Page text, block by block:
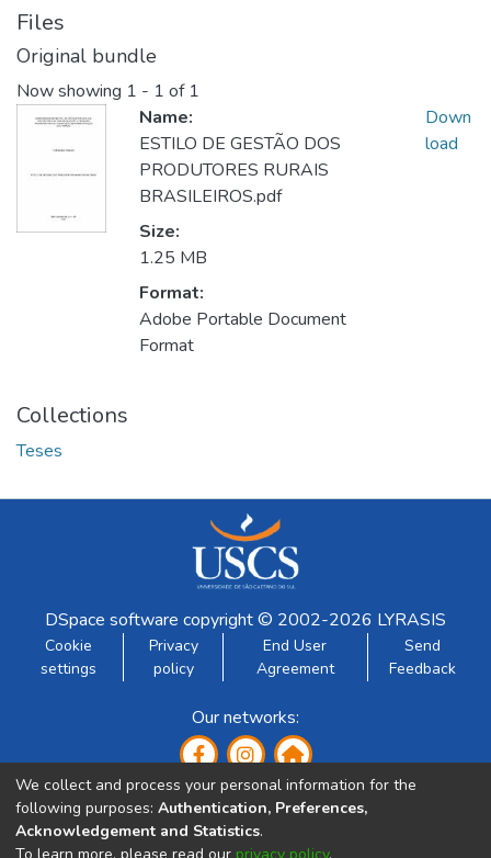
Files
Original bundle
Now showing 1 - 1 of 1
Name:
ESTILO DE GESTÃO DOS
PRODUTORES RURAIS
BRASILEIROS.pdf
Size:
1.25 MB
Format:
Adobe Portable Document
Format
Down
load
Collections
Teses
DSpace software copyright © 2002-2026 LYRASIS
Cookie
settings
Privacy
policy
End User
Agreement
Send
Feedback
Our networks:
We collect and process your personal information for the
following purposes: Authentication, Preferences,
Acknowledgement and Statistics.